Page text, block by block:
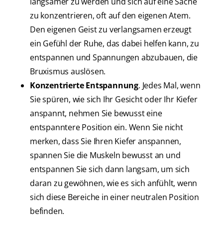
zu konzentrieren, oft auf den eigenen Atem.
Den eigenen Geist zu verlangsamen erzeugt
ein Gefühl der Ruhe, das dabei helfen kann, zu
entspannen und Spannungen abzubauen, die
Bruxismus auslösen.
Konzentrierte Entspannung. Jedes Mal, wenn
Sie spüren, wie sich Ihr Gesicht oder Ihr Kiefer
anspannt, nehmen Sie bewusst eine
entspanntere Position ein. Wenn Sie nicht
merken, dass Sie Ihren Kiefer anspannen,
spannen Sie die Muskeln bewusst an und
entspannen Sie sich dann langsam, um sich
daran zu gewöhnen, wie es sich anfühlt, wenn
sich diese Bereiche in einer neutralen Position
befinden.